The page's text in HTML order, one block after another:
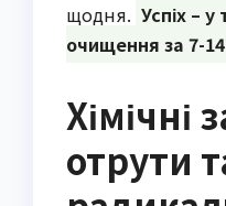
щодня. Успіх – у
очищення за 7-14
Хімічні
отрути